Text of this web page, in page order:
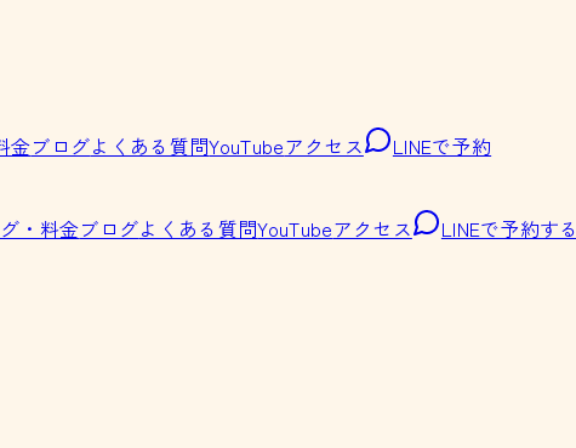
金ブログよくある質問YouTubeアクセス LINEで予約
・料金ブログよくある質問YouTubeアクセス LINEで予約する